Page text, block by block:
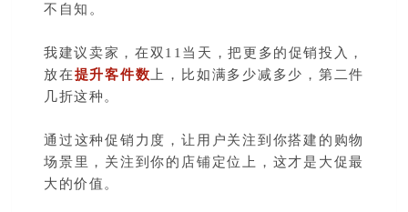
不自知。
我建议卖家，在双11当天，把更多的促销投入，
放在提升客件数 上，比如满多少减多少，第二件
几折这种。
通过这种促销力度，让用户关注到你搭建的购物
场景里，关注到你的店铺定位上，这才是大促最
大的价值。